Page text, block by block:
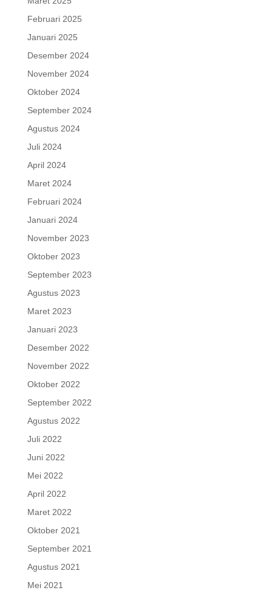
Februari 2025
Januari 2025
Desember 2024
November 2024
Oktober 2024
September 2024
Agustus 2024
Juli 2024
April 2024
Maret 2024
Februari 2024
Januari 2024
November 2023
Oktober 2023
September 2023
Agustus 2023
Maret 2023
Januari 2023
Desember 2022
November 2022
Oktober 2022
September 2022
Agustus 2022
Juli 2022
Juni 2022
Mei 2022
April 2022
Maret 2022
Oktober 2021
September 2021
Agustus 2021
Mei 2021